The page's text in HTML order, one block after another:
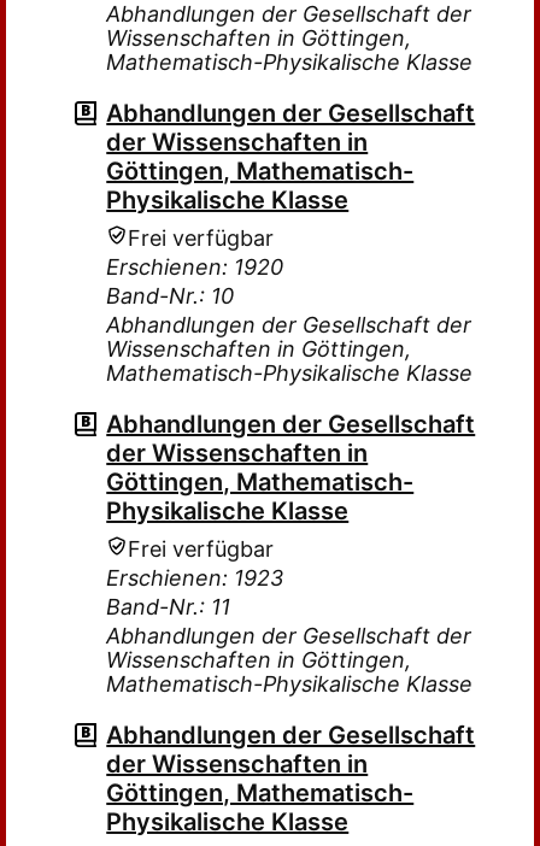
Abhandlungen der Gesellschaft der
Wissenschaften in Göttingen,
Mathematisch-Physikalische Klasse
Abhandlungen der Gesellschaft
der Wissenschaften in
Göttingen, Mathematisch-
Physikalische Klasse
Frei verfügbar
Erschienen: 1920
Band-Nr.: 10
Abhandlungen der Gesellschaft der
Wissenschaften in Göttingen,
Mathematisch-Physikalische Klasse
Abhandlungen der Gesellschaft
der Wissenschaften in
Göttingen, Mathematisch-
Physikalische Klasse
Frei verfügbar
Erschienen: 1923
Band-Nr.: 11
Abhandlungen der Gesellschaft der
Wissenschaften in Göttingen,
Mathematisch-Physikalische Klasse
Abhandlungen der Gesellschaft
der Wissenschaften in
Göttingen, Mathematisch-
Physikalische Klasse